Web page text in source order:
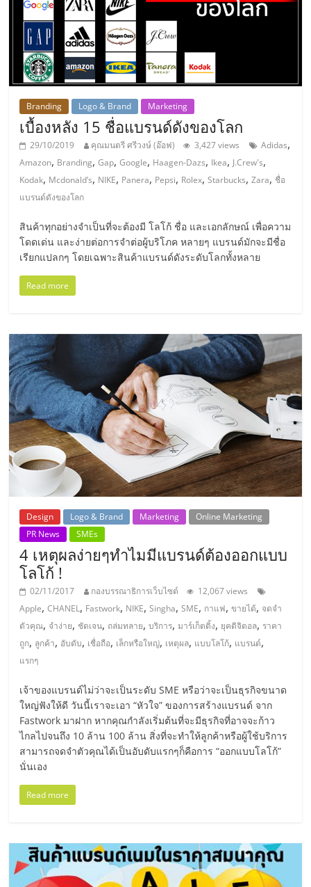
ไชส์
แฟ
รน
ไชส์
ขาย
หน้า
บ้าน
ลงทุน
น้อย
คืน
ทุน
ไว,
ที่
ปรึกษา
การ
ลงทุน
และ
ขยาย
สา
ขา
แฟ
รน
ไชส์,
Branding Logo & Brand Marketing
เบื้องหลัง 15 ชื่อแบรนด์ดังของโลก
29/10/2019 คุณมนตรี ศรีวงษ์ (อ๊อฟ) 3,427 views Adidas,
Amazon, Branding,Gap,Google, Haagen-Dazs, Ikea, J.Crew's,
Kodak, Mcdonald’s, NIKE, Panera, Pepsi, Rolex,Starbucks,Zara, ชื่อ
แบรนด์ดังของโลก
สินค้าทุกอย่างจำเป็นที่จะต้องมี โลโก้ ชื่อ และเอกลักษณ์ เพื่อความ
โดดเด่น และง่ายต่อการจำต่อผู้บริโภค หลายๆ แบรนด์มักจะมีชื่อ
เรียกแปลกๆ โดยเฉพาะสินค้าแบรนด์ดังระดับโลกทั้งหลาย
Read more
Design Logo & Brand Marketing
Online Marketing
PR News
SMEs
4 เหตุผลง่ายๆทำไมมีแบรนด์ต้องออกแบบ
โลโก้ !
02/11/2017 กองบรรณาธิการเว็บไซต์
12,067 views
Apple,CHANEL, Fastwork, NIKE,Singha,SME, กาแฟ,ขายได้, จดจำ
ตัวคุณ, จำง่าย, ชัดเจน, ถล่มทลาย,บริการ,มาร์เก็ตติ้ง, ยุคดิจิตอล, ราคา
ถูก, ลูกค้า, อับดับ, เชื่อถือ, เล็กหรือใหญ่, เหตุผล, แบบโลโก้, แบรนด์,
แรกๆ
เจ้าของแบรนด์ไม่ว่าจะเป็นระดับ SME หรือว่าจะเป็นธุรกิจขนาด
ใหญ่ฟังให้ดี วันนี้เราจะเอา “หัวใจ” ของการสร้างแบรนด์ จาก
Fastwork มาฝาก หากคุณกำลังเริ่มต้นที่จะมีธุรกิจที่อาจจะก้าว
ไกลไปจนถึง 10 ล้าน 100 ล้าน สิ่งที่จะทำให้ลูกค้าหรือผู้ใช้บริการ
สามารถจดจำตัวคุณได้เป็นอับดับแรกๆก็คือการ “ออกแบบโลโก้”
นั่นเอง
Read more